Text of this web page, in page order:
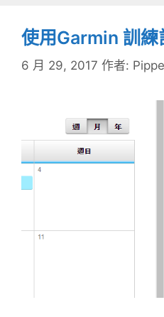
使用Garmin 訓練
6 月 29, 2017 作者: